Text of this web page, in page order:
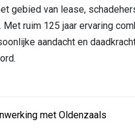
gebied van lease,
ruim 125 jaar ervaring
aandacht en
met Oldenzaals